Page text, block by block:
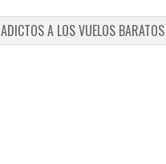
ADICTOS A LOS VUELOS BARATOS